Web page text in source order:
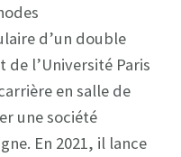
d’un double
de l’Université Paris
en salle de
une société
En 2021, il lance